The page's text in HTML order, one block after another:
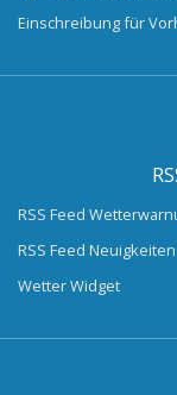
Einschreibung für
RSS Feed
RSS Feed Neuigkeiten
Wetter Widget